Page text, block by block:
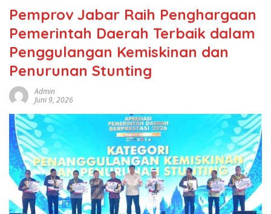
Pemprov Jabar Raih Penghargaan
Pemerintah Daerah Terbaik dalam
Penggulangan Kemiskinan dan
Penurunan Stunting
Admin
Juni 9, 2026